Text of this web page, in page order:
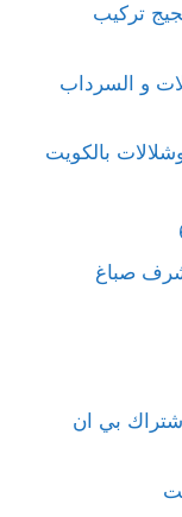
تركيب
و السرداب
بالكويت
صباغ
بي ان